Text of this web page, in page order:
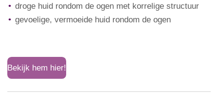
droge huid rondom de ogen met korrelige structuur
gevoelige, vermoeide huid rondom de ogen
Bekijk hem hier!